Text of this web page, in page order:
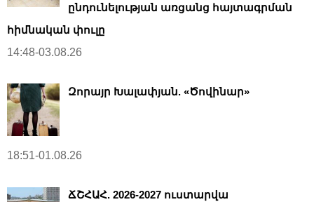
ընդունելության առցանց հայտագրման
հիմնական փուլը
14:48-03.08.26
Զորայր Խալափյան. «Ծովինար»
18:51-01.08.26
ՃՇՀԱՀ. 2026-2027 ուստարվա